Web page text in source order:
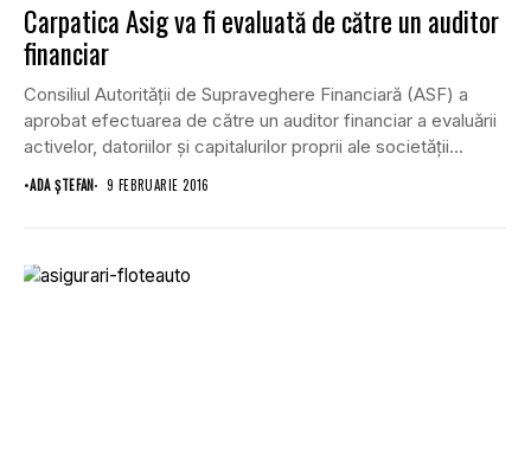
Carpatica Asig va fi evaluată de către un auditor
financiar
Consiliul Autorităţii de Supraveghere Financiară (ASF) a
aprobat efectuarea de către un auditor financiar a evaluării
activelor, datoriilor şi capitalurilor proprii ale societăţii...
•ADA ȘTEFAN 9 FEBRUARIE 2016